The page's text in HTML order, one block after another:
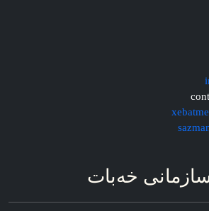
سازمانی خه‌بات